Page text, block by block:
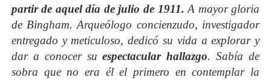
partir de aquel día de julio de 1911. A mayor gloria
de Bingham. Arqueólogo concienzudo, investigador
entregado y meticuloso, dedicó su vida a explorar y
dar a conocer suespectacular hallazgo. Sabía de
sobra que no era él el primero en contemplar la